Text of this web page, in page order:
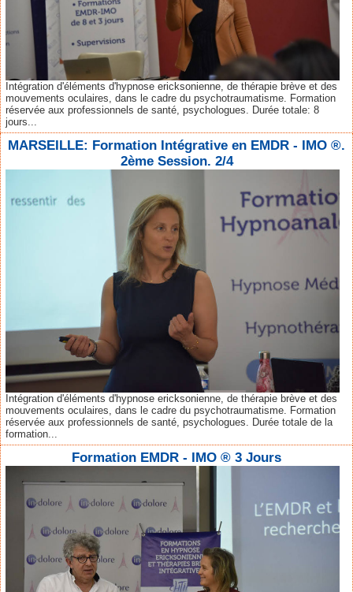
Intégration d'éléments d'hypnose ericksonienne, de thérapie brève et des
mouvements oculaires, dans le cadre du psychotraumatisme. Formation
réservée aux professionnels de santé, psychologues. Durée totale: 8
jours...
MARSEILLE: Formation Intégrative en EMDR - IMO ®.
2ème Session. 2/4
Intégration d'éléments d'hypnose ericksonienne, de thérapie brève et des
mouvements oculaires, dans le cadre du psychotraumatisme. Formation
réservée aux professionnels de santé, psychologues. Durée totale de la
formation...
Formation EMDR - IMO ® 3 Jours